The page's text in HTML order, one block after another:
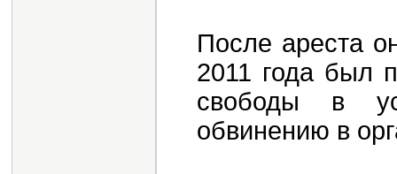
После ареста
2011 года был
свободы в
обвинению в